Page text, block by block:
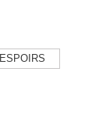
ESPOIRS